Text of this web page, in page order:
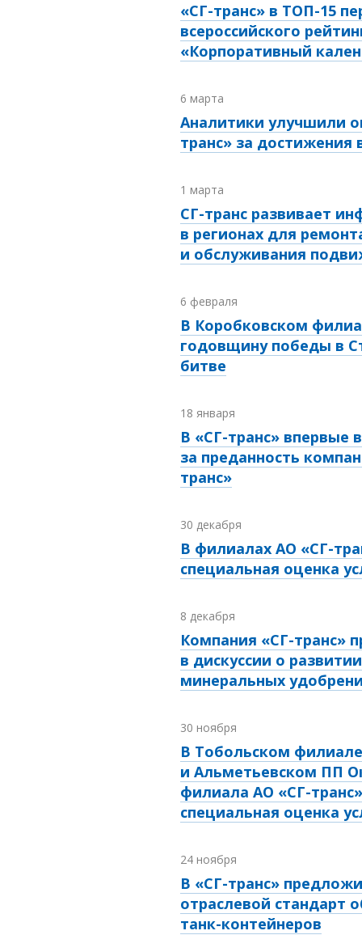
«СГ-транс» в ТОП-15
всероссийского
«Корпоративный
6 марта
Аналитики улучшили
транс» за достижения
1 марта
СГ-транс развивает
в регионах для
и обслуживания
6 февраля
В Коробковском
годовщину победы в
битве
18 января
В «СГ-транс» впервые
за преданность
транс»
30 декабря
В филиалах АО «СГ-
специальная оценка
8 декабря
Компания «СГ-транс»
в дискуссии о
минеральных
30 ноября
В Тобольском филиале
и Альметьевском ПП
филиала АО «СГ-
специальная оценка
24 ноября
В «СГ-транс»
отраслевой стандарт
танк-контейнеров